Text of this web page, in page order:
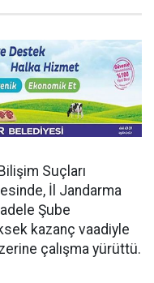
Suçları
İl Jandarma
Şube
kazanç vaadiyle
çalışma yürüttü.